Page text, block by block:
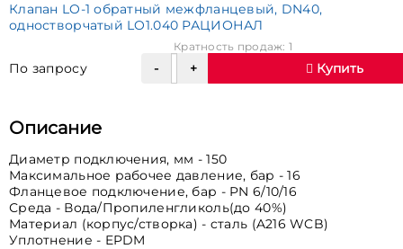
Клапан LO-1 обратный межфланцевый, DN40,
одностворчатый LO1.040 РАЦИОНАЛ
По запросу
Кратность продаж: 1
Купить
Описание
Диаметр подключения, мм - 150
Максимальное рабочее давление, бар - 16
Фланцевое подключение, бар - PN 6/10/16
Среда - Вода/Пропиленгликоль(до 40%)
Материал (корпус/створка) - cталь (A216 WCB)
Уплотнение - EPDM